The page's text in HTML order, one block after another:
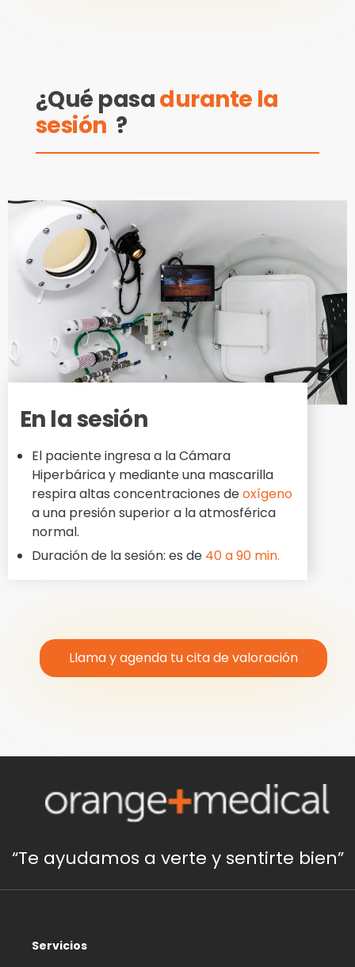
¿Qué pasadurante la
sesión ?
En la sesión
El paciente ingresa a la Cámara
Hiperbárica y mediante una mascarilla
respira altas concentraciones deoxígeno
a una presión superior a la atmosférica
normal.
Duración de la sesión: es de 40 a 90 min.
Llama y agenda tu cita de valoración
“Te ayudamos a verte y sentirte bien”
Servicios